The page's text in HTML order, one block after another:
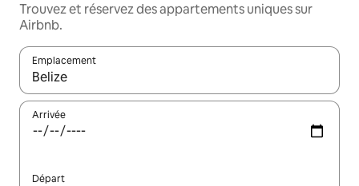
Trouvez et réservez des appartements uniques sur
Airbnb.
Emplacement
Quand les résultats sont affichés, parcourez-les en utilisant
Arrivée
Départ